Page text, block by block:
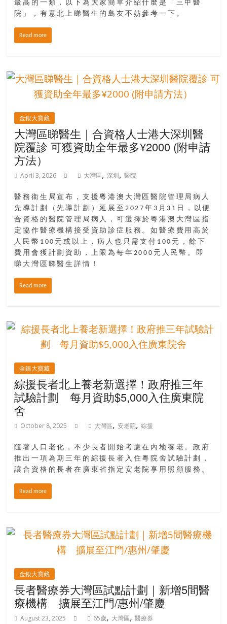
最高的一類，以下為大家簡單介紹什麼是「三甲醫
院」，有意北上睇醫生的島友不妨參考一下。
Read more
金銀大寶藏
大灣區睇醫生｜合資格人士港大深圳醫
院覆診 可獲資助全年最多¥2000 (附申請
方法）
April 3, 2026 大灣區,深圳,醫院
醫務衞生局宣布，支援粵港澳大灣區醫院管理局病人
先導計劃（先導計劃）延展至2027年3月31日，以便
合資格的醫院管理局病人，可選擇於粵港澳大灣區指
定協作醫療機構接受資助診症服務。如醫療費用高於
人民幣100元或以上，病人也只需支付100元，餘下
費用會獲計劃資助，上限為每年2000元人民幣。即
睇大灣區睇醫生詳情！
Read more
金銀大寶藏
綜援長者北上養老新選擇！政府推三年
試驗計劃 每月資助$5,000入住廣東院
舍
October 8, 2025 大灣區,安老院,綜援
隨著人口老化，不少長者開始考慮在內地養老。政府
推出一項為期三年的綜援長者入住粵院舍試驗計劃，
讓合資格的長者在廣東省指定安老院享用照顧服務。
Read more
金銀大寶藏
長者醫療券大灣區試點計劃｜新增5間醫
療機構 擴展至江門/惠州/肇慶
August 23, 2025 65歲, 大灣區,醫療券